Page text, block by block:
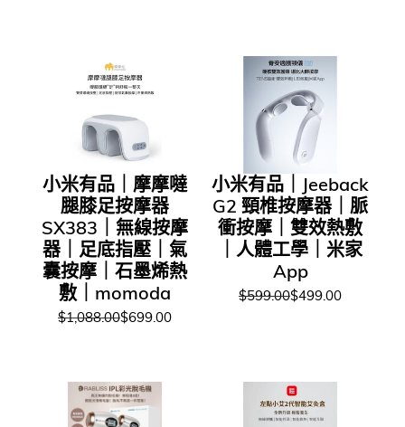
小米有品｜摩摩噠
腿膝足按摩器
SX383｜無線按摩
器｜足底指壓｜氣
囊按摩｜石墨烯熱
敷｜momoda
$1,088.00$699.00
小米有品｜Jeeback
G2 頸椎按摩器｜脈
衝按摩｜雙效熱敷
｜人體工學｜米家
App
$599.00$499.00